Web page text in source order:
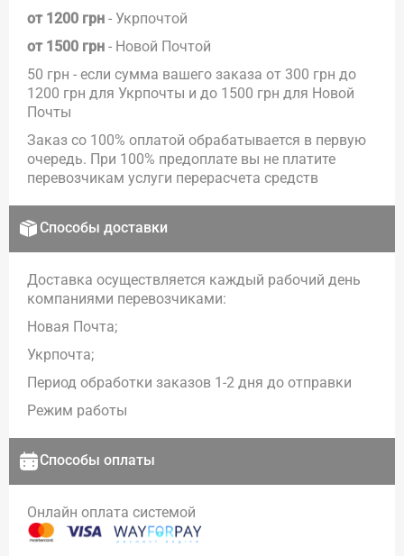
от 1200 грн - Укрпочтой
от 1500 грн - Новой Почтой
50 грн - если сумма вашего заказа от 300 грн до
1200 грн для Укрпочты и до 1500 грн для Новой
Почты
Заказ со 100% оплатой обрабатывается в первую
очередь. При 100% предоплате вы не платите
перевозчикам услуги перерасчета средств
Способы доставки
Доставка осуществляется каждый рабочий день
компаниями перевозчиками:
Новая Почта;
Укрпочта;
Период обработки заказов 1-2 дня до отправки
Режим работы
Способы оплаты
Онлайн оплата системой